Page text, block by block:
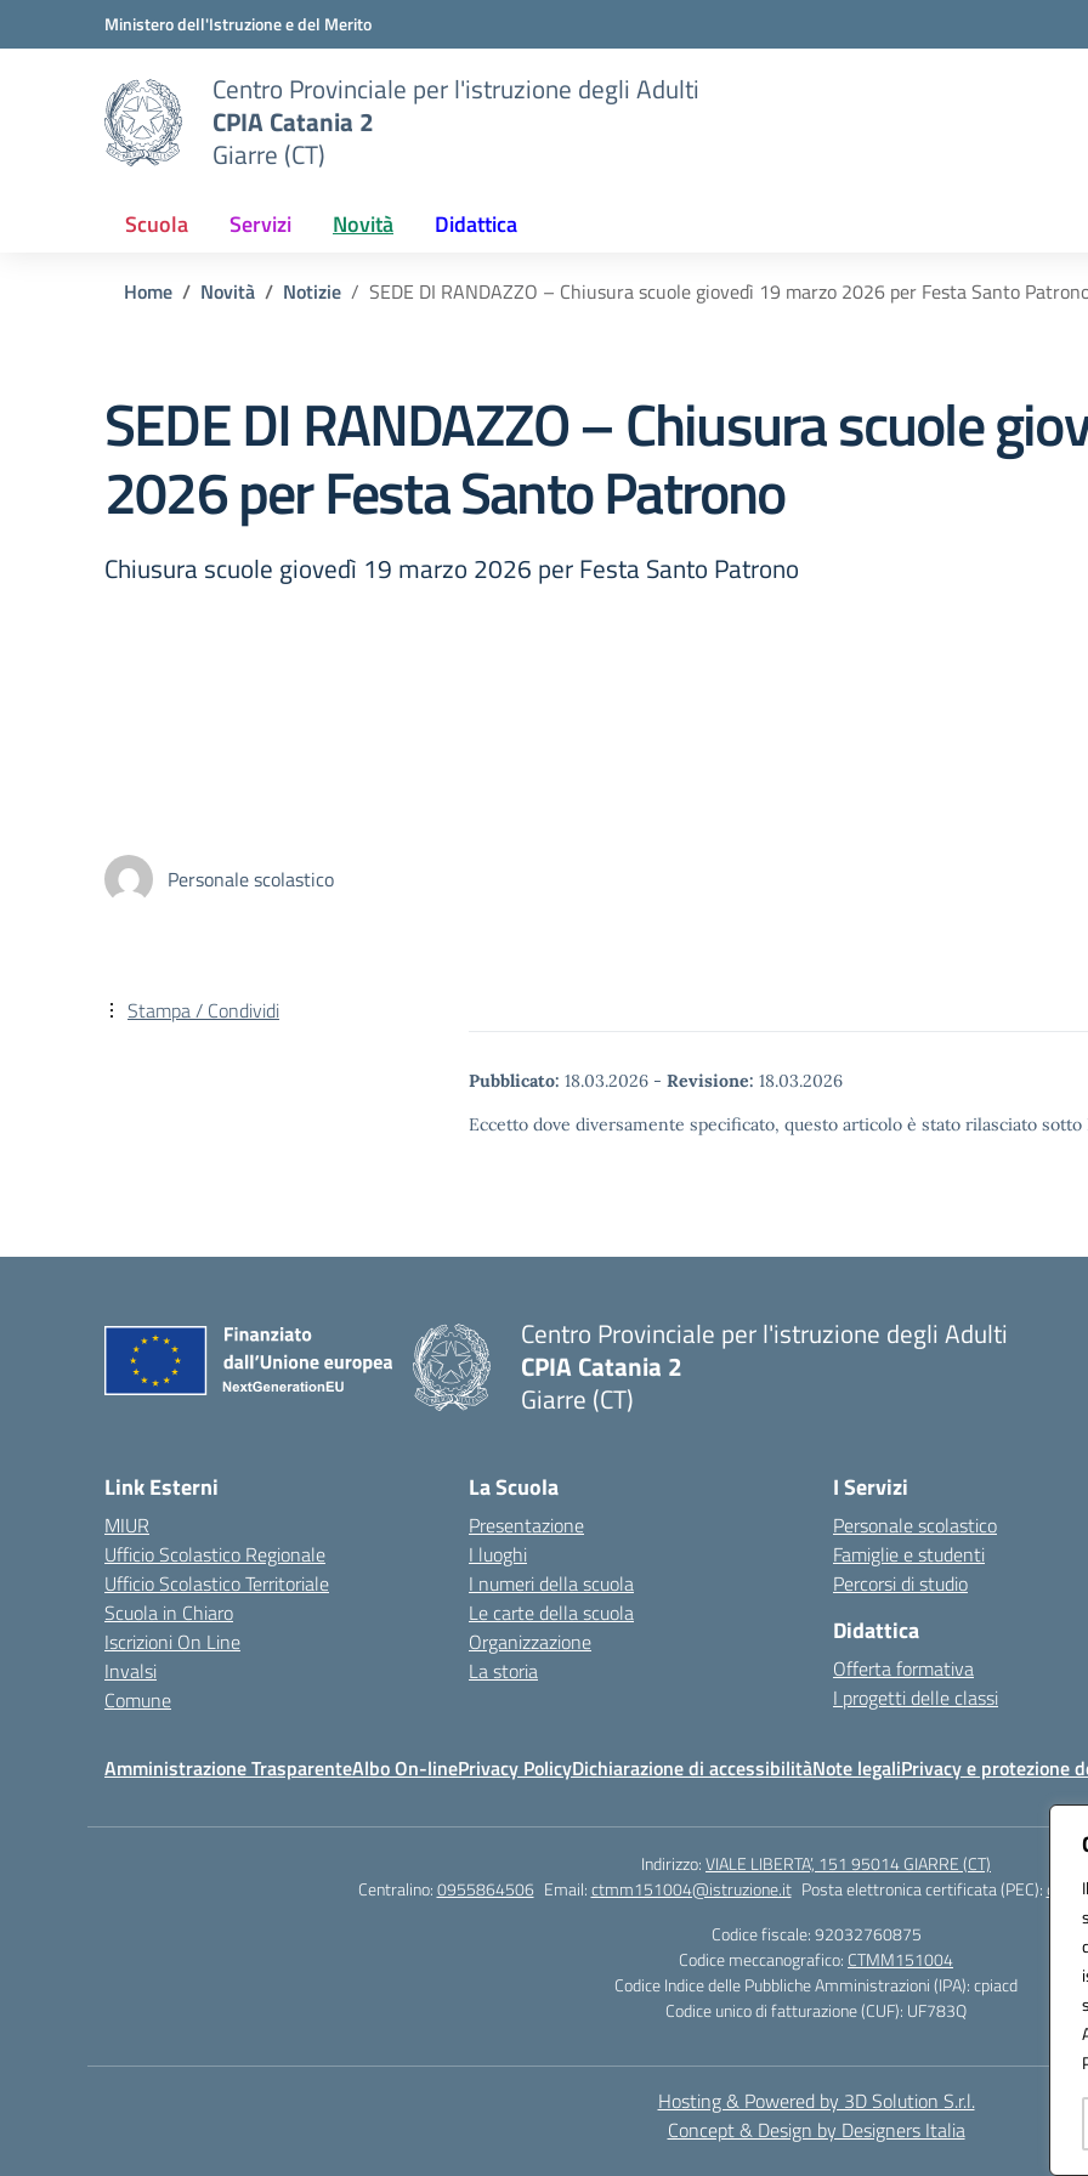
Vai ai contenuti
Vai al menu di navigazioneMinistero dell'Istruzione e del Merito
Centro Provinciale per l'istruzione degli Adulti
CPIA Catania 2
Giarre (CT)
Scuola Servizi Novità Didattica
Home Novità Notizie SEDE DI RANDAZZO – Chiusura scuole giovedì 19 marzo 2026 per Festa Santo
SEDE DI RANDAZZO – Chiusura scuole
2026 per Festa Santo Patrono
Chiusura scuole giovedì 19 marzo 2026 per Festa Santo Patrono
Personale scolastico
Pubblicato: 18.03.2026 - Revisione: 18.03.2026
Eccetto dove diversamente specificato, questo articolo è stato rilasciato
Stampa / Condividi
Centro Provinciale per l'istruzione degli Adulti
CPIA Catania 2
Giarre (CT)
Link Esterni
MIUR
Ufficio Scolastico Regionale
Ufficio Scolastico Territoriale
Scuola in Chiaro
Iscrizioni On Line
Invalsi
Comune
La Scuola
Presentazione
I luoghi
I numeri della scuola
Le carte della scuola
Organizzazione
La storia
I Servizi
Personale scolastico
Famiglie e studenti
Percorsi di studio
Didattica
Offerta formativa
I progetti delle classi
Amministrazione TrasparenteAlbo On-linePrivacy PolicyDichiarazione di accessibilitàNote legaliPrivacy e protezione
Indirizzo:VIALE LIBERTA’, 151 95014 GIARRE (CT)
Centralino:0955864506 Email:ctmm151004@istruzione.it Posta elettronica certificata (PEC):
Codice fiscale: 92032760875
Codice meccanografico: CTMM151004
Codice Indice delle Pubbliche Amministrazioni (IPA): cpiacd
Codice unico di fatturazione (CUF): UF783Q
Hosting & Powered by 3D Solution S.r.l.
Concept & Design by Designers Italia